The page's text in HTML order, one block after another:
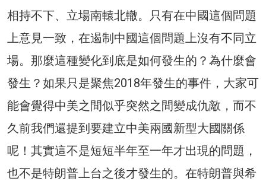
相持不下、立場南轅北轍。只有在中國這個問題
上意見一致，在遏制中國這個問題上沒有不同立
場。那麼這種變化到底是如何發生的？為什麼會
發生？如果只是聚焦2018年發生的事件，大家可
能會覺得中美之間似乎突然之間變成仇敵，而不
久前我們還提到要建立中美兩國新型大國關係
呢！其實這不是短短半年至一年才出現的問題，
也不是特朗普上台之後才發生的。在特朗普與希